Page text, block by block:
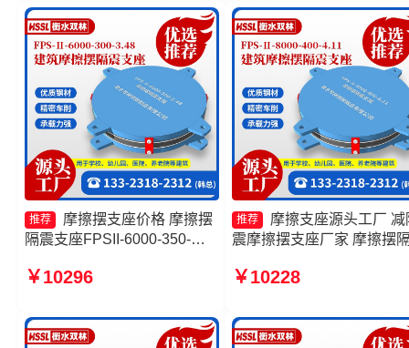
支座FPSII-5000-400-4.11源
头工厂
推荐
摩擦摆支座价格 摩擦摆
隔震支座FPSII-6000-350-
支座源头工厂 摩擦摆支座
￥10296
推荐
摩擦支座源头工厂 减
震摩擦摆支座厂家 摩擦摆
擦摆减隔震支座
￥10228